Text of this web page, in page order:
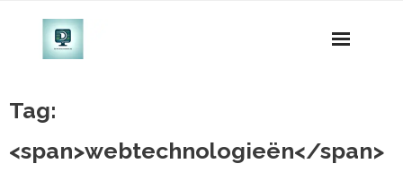
Tag:
<span>webtechnologieën</span>